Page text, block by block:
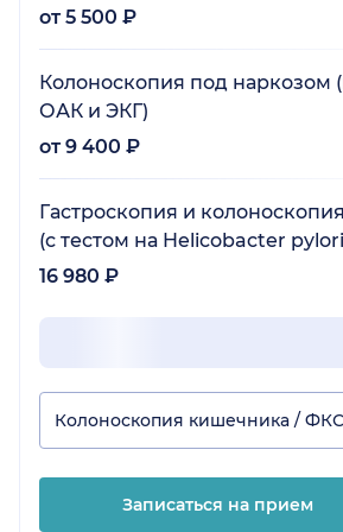
от 5 500 ₽
Колоноскопия под наркозом
ОАК и ЭКГ)
от 9 400 ₽
Гастроскопия и
(с тестом на Helicobacter
16 980 ₽
Колоноскопия кишечника / ФКС
Записаться на прием